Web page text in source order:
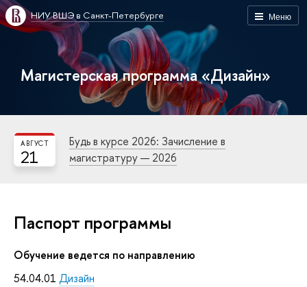
Меню
НИУ ВШЭ в Санкт-Петербурге
Магистерская программа «Дизайн»
21
АВГУСТ
Будь в курсе 2026: Зачисление в
магистратуру — 2026
Паспорт программы
Обучение ведется по направлению
54.04.01 Дизайн